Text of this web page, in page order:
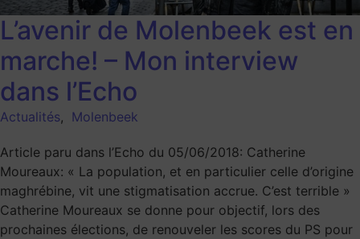
L’avenir de Molenbeek est en
marche! – Mon interview
dans l’Echo
Actualités, Molenbeek
Article paru dans l’Echo du 05/06/2018: Catherine
Moureaux: « La population, et en particulier celle d’origine
maghrébine, vit une stigmatisation accrue. C’est terrible »
Catherine Moureaux se donne pour objectif, lors des
prochaines élections, de renouveler les scores du PS pour